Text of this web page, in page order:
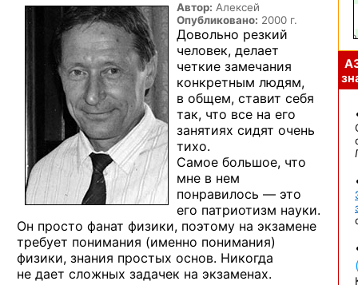
Автор: Алексей
Опубликовано: 2000 г.
Довольно резкий
человек, делает
четкие замечания
конкретным людям,
в общем, ставит себя
так, что все на его
занятиях сидят очень
тихо.
Самое большое, что
мне в нем
понравилось — это
его патриотизм науки.
Он просто фанат физики, поэтому на экзамене
требует понимания (именно понимания)
физики, знания простых основ. Никогда
не дает сложных задачек на экзаменах.